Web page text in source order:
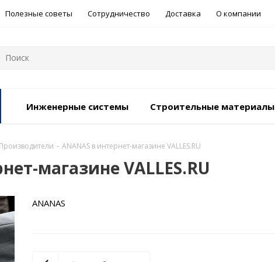
Полезные советы Сотрудничество Доставка О компании
Инженерные системы Строительные материалы
Производители - ANANAS в интернет-магазине VALLES.RU
магазине VALLES.RU
ANANAS